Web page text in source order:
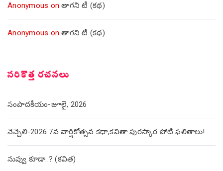
Anonymous onతాగని టీ (కథ)
Anonymous onతాగని టీ (కథ)
సరికొత్త రచనలు
సంపాదకీయం-జూలై, 2026
నెచ్చెలి-2026 7వ వార్షికోత్సవ కథా,కవితా పురస్కార పోటీ ఫలితాలు!
నువ్వు కూడా..? (కవిత)